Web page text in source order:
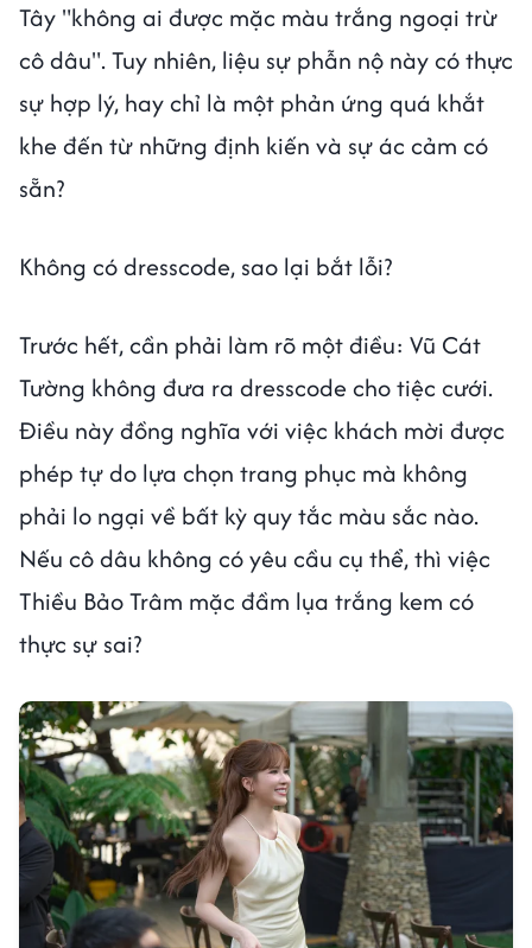
Tây "không ai được mặc màu trắng ngoại trừ
cô dâu". Tuy nhiên, liệu sự phẫn nộ này có thực
sự hợp lý, hay chỉ là một phản ứng quá khắt
khe đến từ những định kiến và sự ác cảm có
sẵn?
Không có dresscode, sao lại bắt lỗi?
Trước hết, cần phải làm rõ một điều: Vũ Cát
Tường không đưa ra dresscode cho tiệc cưới.
Điều này đồng nghĩa với việc khách mời được
phép tự do lựa chọn trang phục mà không
phải lo ngại về bất kỳ quy tắc màu sắc nào.
Nếu cô dâu không có yêu cầu cụ thể, thì việc
Thiều Bảo Trâm mặc đầm lụa trắng kem có
thực sự sai?